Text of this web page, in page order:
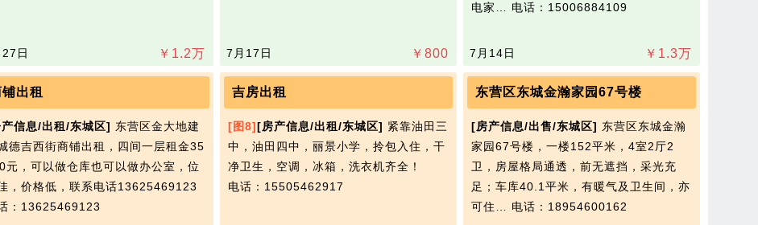
￥ 1.2万
日 ￥ 800
7月17日
电家… 电话：15006884109
￥ 1.3万
7月14日
出租
信息/出租/东城区] 东营区金大地建
德吉西街商铺出租，四间一层租金35
元，可以做仓库也可以做办公室，位
，价格低，联系电话13625469123
：13625469123
吉房出租
[图8][房产信息/出租/东城区] 紧靠油田三
中，油田四中，丽景小学，拎包入住，干
净卫生，空调，冰箱，洗衣机齐全！
电话：15505462917
东营区东城金瀚家园67号楼
[房产信息/出售/东城区] 东营区东城金瀚
家园67号楼，一楼152平米，4室2厅2
卫，房屋格局通透，前无遮挡，采光充
足；车库40.1平米，有暖气及卫生间，亦
可住… 电话：18954600162